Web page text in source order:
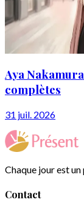
Aya
complètes
31 juil. 2026
Chaque jour est
Contact